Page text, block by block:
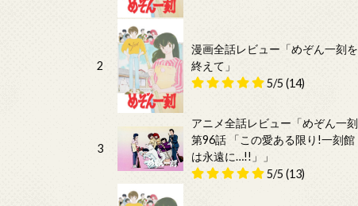
2
漫画全話レビュー「めぞん一刻を
終えて」
5/5 (14)
3
アニメ全話レビュー「めぞん一刻
第96話 「この愛ある限り!一刻館
は永遠に…!!」」
5/5 (13)